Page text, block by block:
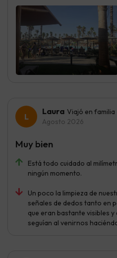
Laura Viajó en familia
Agosto 2026
Está todo cuidado al
ningún momento.
Un poco la limpieza de
señales de dedos tanto en
que eran bastante visibles
seguían al venirnos
Muy bien